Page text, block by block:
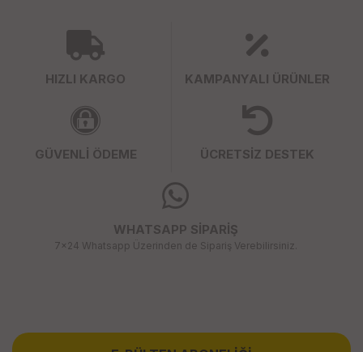
HIZLI KARGO KAMPANYALI ÜRÜNLER
GÜVENLİ ÖDEME ÜCRETSİZ DESTEK
WHATSAPP SİPARİŞ
7x24 Whatsapp Üzerinden de Sipariş Verebilirsiniz.